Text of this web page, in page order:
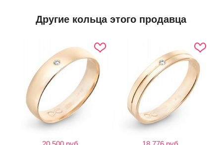
Другие кольца этого продавца